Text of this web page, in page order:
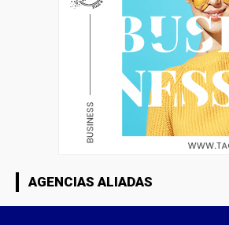
AGENCIAS ALIADAS